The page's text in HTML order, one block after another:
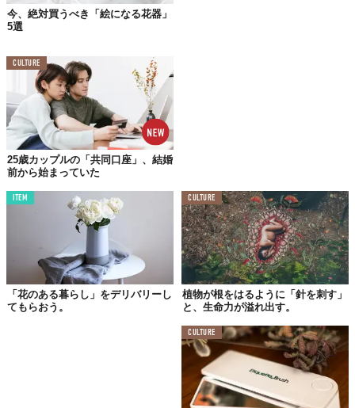
今、絶対買うべき「絵になる花器」
5選
CULTURE
25歳カップルの「共同口座」、結婚
前から始まっていた
ITEM
「花のある暮らし」をデリバリーし
てもらおう。
CULTURE
植物が根をはるように「針を刺す」
と、生命力が溢れ出す。
CULTURE